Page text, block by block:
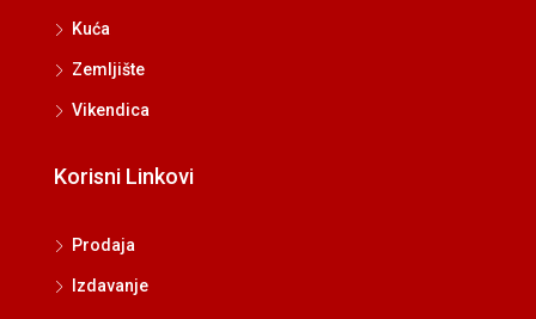
Kuća
Zemljište
Vikendica
Korisni Linkovi
Prodaja
Izdavanje